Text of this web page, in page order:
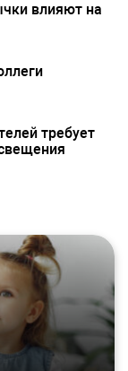
влияют на
требует